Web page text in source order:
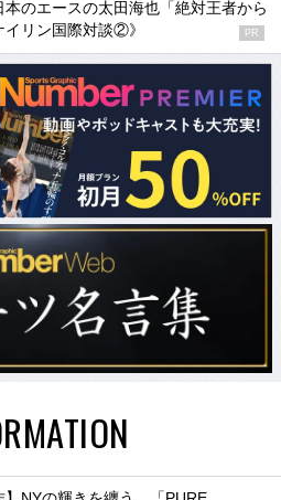
本のエースの太田海也「絶対王者から
リン国際対談②》
PR